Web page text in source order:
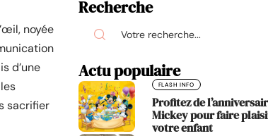
noyée
d’une
sacrifier
Recherche
Actu populaire
FLASH INFO
Profitez de
Mickey pour faire
votre enfant